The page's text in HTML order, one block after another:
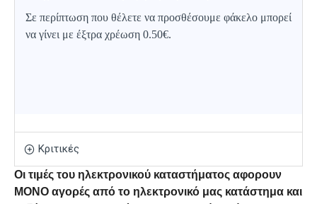
Σε περίπτωση που θέλετε να προσθέσουμε φάκελο μπορεί
να γίνει με έξτρα χρέωση 0.50€.
Κριτικές
Οι τιμές του ηλεκτρονικού καταστήματος αφορουν
ΜΟΝΟ αγορές από το ηλεκτρονικό μας κατάστημα και